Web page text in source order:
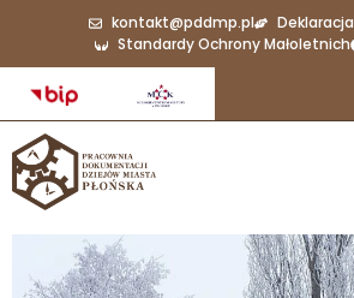
kontakt@pddmp.pl
Standardy Ochrony Małoletnich